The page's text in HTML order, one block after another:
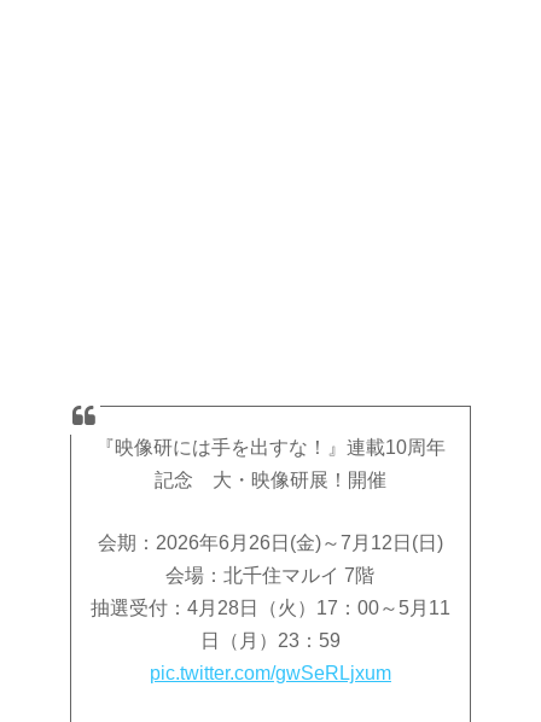
『映像研には手を出すな！』連載10周年
記念 大・映像研展！開催
会期：2026年6月26日(金)～7月12日(日)
会場：北千住マルイ 7階
抽選受付：4月28日（火）17：00～5月11
日（月）23：59
pic.twitter.com/gwSeRLjxum